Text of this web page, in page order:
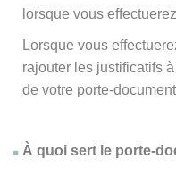
lorsque vous
Lorsque vous
rajouter les justificatifs
de votre porte-
À quoi sert le porte-